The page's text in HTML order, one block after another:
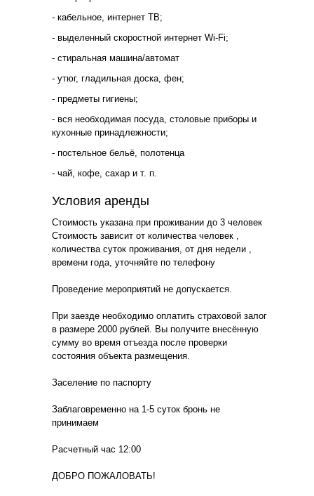
- кабельное, интернет ТВ;
- выделенный скоростной интернет Wi-Fi;
- стиральная машина/автомат
- утюг, гладильная доска, фен;
- предметы гигиены;
- вся необходимая посуда, столовые приборы и
кухонные принадлежности;
- постельное бельё, полотенца
- чай, кофе, сахар и т. п.
Условия аренды
Стоимость указана при проживании до 3 человек
Стоимость зависит от количества человек ,
количества суток проживания, от дня недели ,
времени года, уточняйте по телефону
Проведение мероприятий не допускается.
При заезде необходимо оплатить страховой залог
в размере 2000 рублей. Вы получите внесённую
сумму во время отъезда после проверки
состояния объекта размещения.
Заселение по паспорту
Заблаговременно на 1-5 суток бронь не
принимаем
Расчетный час 12:00
ДОБРО ПОЖАЛОВАТЬ!